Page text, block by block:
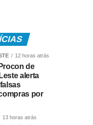
12 horas atrás
de
alerta
por
13 horas atrás